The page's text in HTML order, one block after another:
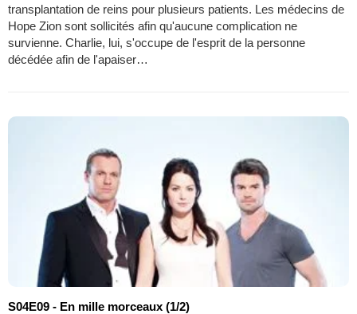
transplantation de reins pour plusieurs patients. Les médecins de
Hope Zion sont sollicités afin qu'aucune complication ne
survienne. Charlie, lui, s'occupe de l'esprit de la personne
décédée afin de l'apaiser…
S04E09 - En mille morceaux (1/2)